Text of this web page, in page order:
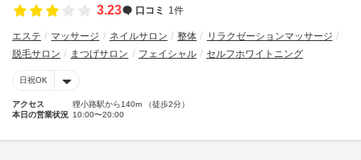
3.23
口コミ 1件
エステ マッサージ ネイルサロン 整体
リラクゼーションマッサージ
脱毛サロン
まつげサロン フェイシャル セルフホワイトニング
日祝OK
アクセス
狸小路駅から140m （徒歩2分）
本日の営業状況 10:00〜20:00